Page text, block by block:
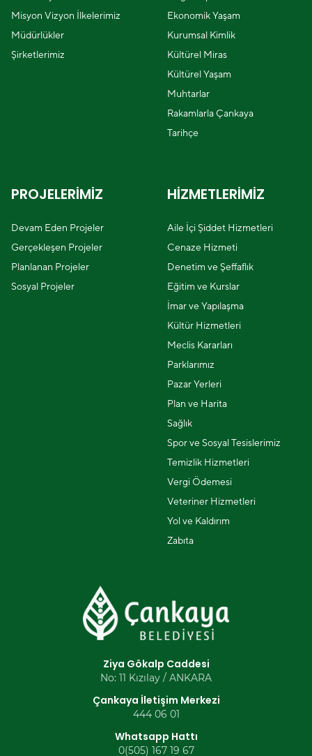
Misyon Vizyon İlkelerimiz
Müdürlükler
Şirketlerimiz
Ekonomik Yaşam
Kurumsal Kimlik
Kültürel Miras
Kültürel Yaşam
Muhtarlar
Rakamlarla Çankaya
Tarihçe
PROJELERİMİZ
Devam Eden Projeler
Gerçekleşen Projeler
Planlanan Projeler
Sosyal Projeler
HİZMETLERİMİZ
Aile İçi Şiddet Hizmetleri
Cenaze Hizmeti
Denetim ve Şeffaflık
Eğitim ve Kurslar
İmar ve Yapılaşma
Kültür Hizmetleri
Meclis Kararları
Parklarımız
Pazar Yerleri
Plan ve Harita
Sağlık
Spor ve Sosyal Tesislerimiz
Temizlik Hizmetleri
Vergi Ödemesi
Veteriner Hizmetleri
Yol ve Kaldırım
Zabıta
Ziya Gökalp Caddesi
No: 11 Kızılay / ANKARA
Çankaya İletişim Merkezi
444 06 01
Whatsapp Hattı
0(505) 167 19 67